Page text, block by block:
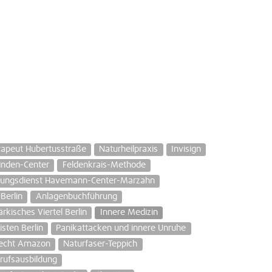
Hubertusstraße Naturheilpraxis
Invisign
Center
Feldenkrais-Methode
Havemann-Center-Marzahn
Anlagenbuchführung
Viertel Berlin
Innere Medizin
Berlin
Panikattacken und innere Unruhe
Amazon
Naturfaser-Teppich